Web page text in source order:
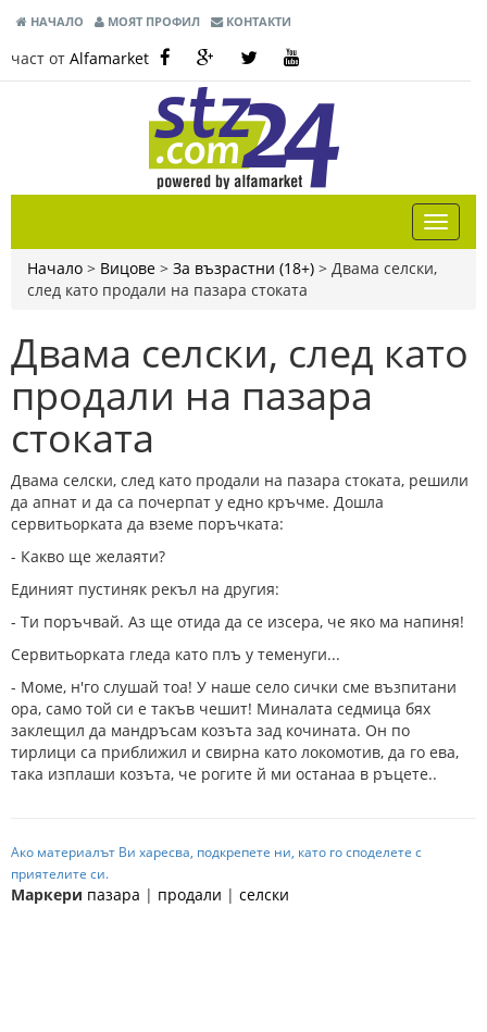
НАЧАЛО МОЯТ ПРОФИЛ КОНТАКТИ
част от Alfamarket
Начало > Вицове > За възрастни (18+) > Двама селски,
след като продали на пазара стоката
Двама селски, след като
продали на пазара
стоката
Двама селски, след като продали на пазара стоката, решили
да апнат и да са почерпат у едно кръчме. Дошла
сервитьорката да вземе поръчката:
- Какво ще желаяти?
Единият пустиняк рекъл на другия:
- Ти поръчвай. Аз ще отида да се изсера, че яко ма напиня!
Сервитьорката гледа като плъ у теменуги...
- Моме, н'го слушай тоа! У наше село сички сме възпитани
ора, само той си е такъв чешит! Миналата седмица бях
заклещил да мандръсам козъта зад кочината. Он по
тирлици са приближил и свирна като локомотив, да го ева,
така изплаши козъта, че рогите й ми останаа в ръцете..
Ако материалът Ви харесва, подкрепете ни, като го споделете с
приятелите си.
Маркери пазара | продали | селски